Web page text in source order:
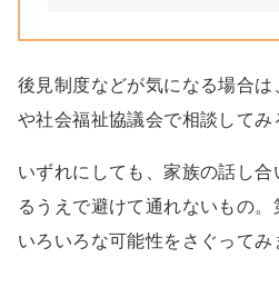
後見制度などが気になる場合
や社会福祉協議会で相談してみ
いずれにしても、家族の話し
るうえで避けて通れないもの。
いろいろな可能性をさぐってみ